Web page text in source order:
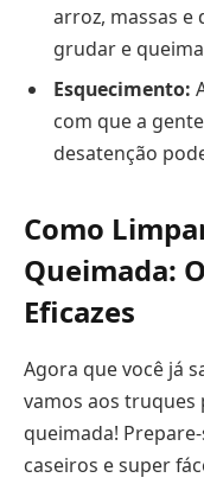
arroz, massas e
grudar e
Esquecimento:
com que a
desatenção
Como
Queimada:
Eficazes
Agora que você já
vamos aos truques
queimada!
caseiros e super